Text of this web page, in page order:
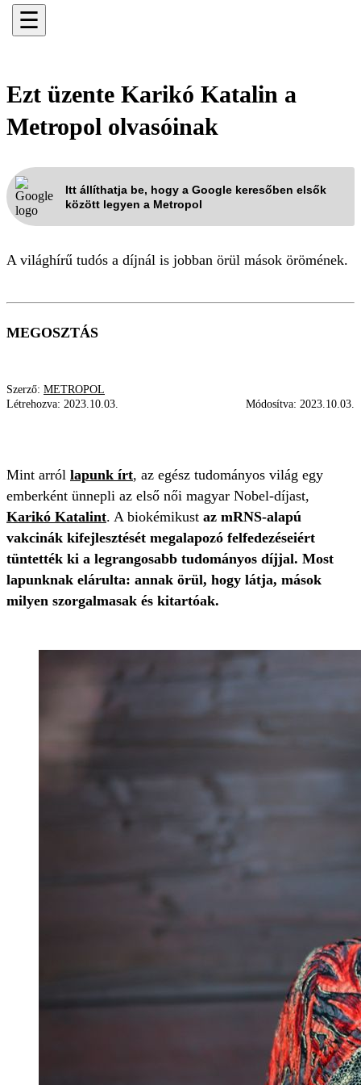
☰
Ezt üzente Karikó Katalin a
Metropol olvasóinak
Itt állíthatja be, hogy a Google keresőben elsők
között legyen a Metropol
A világhírű tudós a díjnál is jobban örül mások örömének.
MEGOSZTÁS
Szerző: METROPOL
Létrehozva: 2023.10.03. Módosítva: 2023.10.03.
Mint arról lapunk írt, az egész tudományos világ egy
emberként ünnepli az első női magyar Nobel-díjast,
Karikó Katalint. A biokémikust az mRNS-alapú
vakcinák kifejlesztését megalapozó felfedezéseiért
tüntették ki a legrangosabb tudományos díjjal. Most
lapunknak elárulta: annak örül, hogy látja, mások
milyen szorgalmasak és kitartóak.